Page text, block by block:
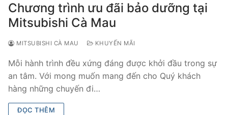
Chương trình ưu đãi bảo dưỡng tại
Mitsubishi Cà Mau
MITSUBISHI CÀ MAU KHUYẾN MÃI
Mỗi hành trình đều xứng đáng được khởi đầu trong sự
an tâm. Với mong muốn mang đến cho Quý khách
hàng những chuyến đi…
ĐỌC THÊM